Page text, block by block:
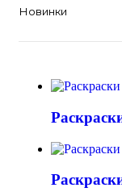
Новинки